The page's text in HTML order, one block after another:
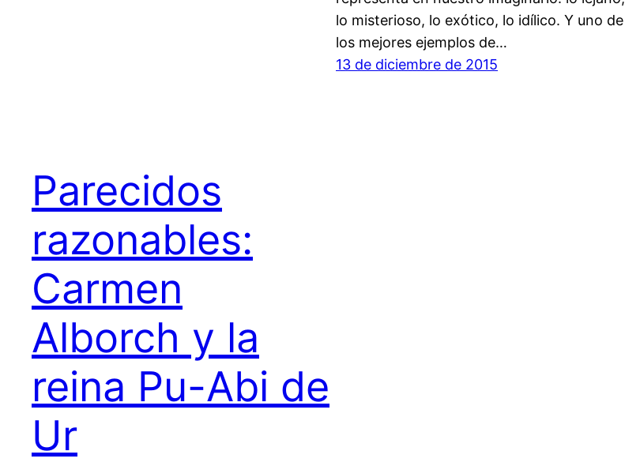
lo misterioso, lo exótico, lo idílico. Y uno de
los mejores ejemplos de…
13 de diciembre de 2015
Parecidos
razonables:
Carmen
Alborch y la
reina Pu-Abi de
Ur